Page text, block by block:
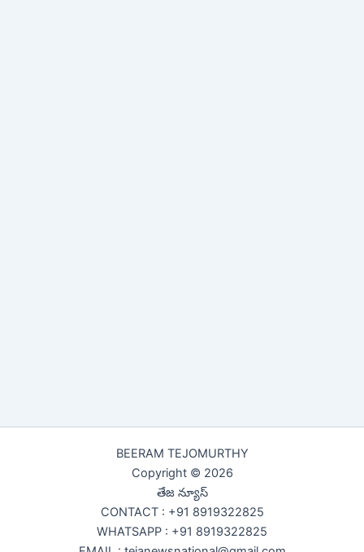
BEERAM TEJOMURTHY
Copyright © 2026
తేజ న్యూస్
CONTACT : +91 8919322825
WHATSAPP : +91 8919322825